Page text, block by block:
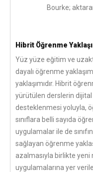
Bourke;
Hibrit Öğrenme
Yüz yüze eğitim ve
dayalı öğrenme
yaklaşımıdır. Hibrit
yürütülen derslerin
desteklenmesi yoluyla,
sınıflara belli sayıda
uygulamalar ile de
sağlayan öğrenme
azalmasıyla birlikte
uygulamalarına yer